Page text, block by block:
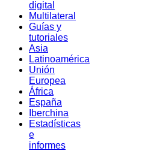
digital
Multilateral
Guías y
tutoriales
Asia
Latinoamérica
Unión
Europea
África
España
Iberchina
Estadísticas
e
informes